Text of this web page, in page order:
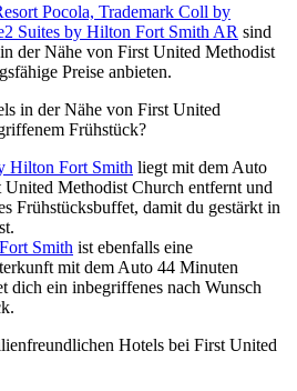
Pocola, Trademark Coll by
Suites by Hilton Fort Smith AR sind
der Nähe von First United Methodist
Preise anbieten.
in der Nähe von First United
Frühstück?
Hilton Fort Smith liegt mit dem Auto
Methodist Church entfernt und
Frühstücksbuffet, damit du gestärkt in
Smith ist ebenfalls eine
mit dem Auto 44 Minuten
dich ein inbegriffenes nach Wunsch
Hotels bei First United